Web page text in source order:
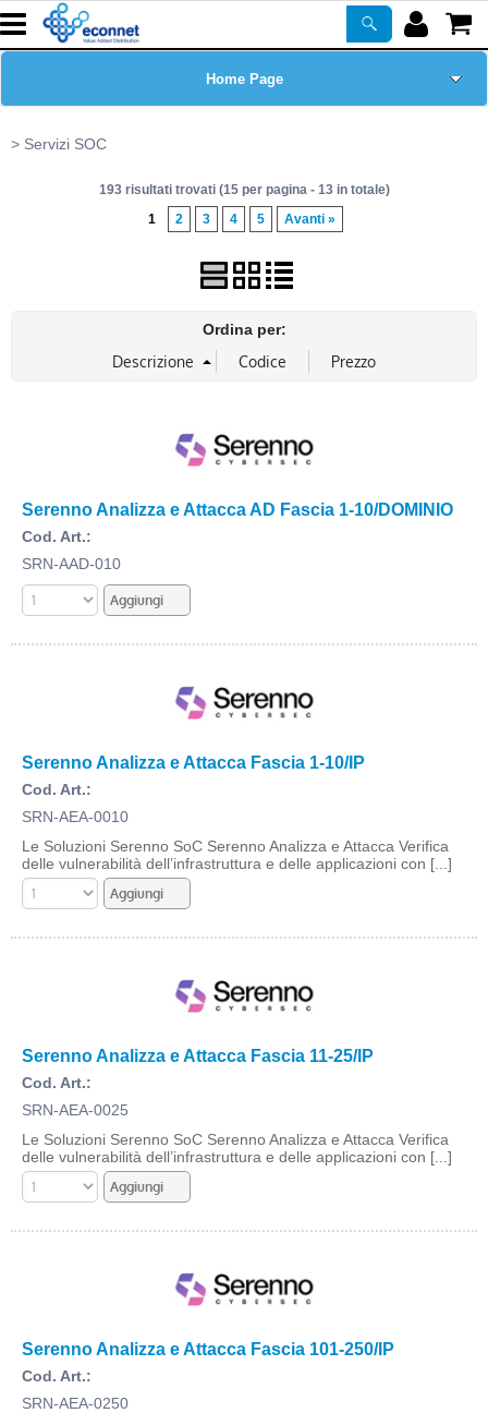
Home Page
Prodotti
Certificazioni
Servizi SOC
193 risultati trovati (15 per pagina - 13 in totale)
1
2 3 4 5 Avanti »
Ordina per:
Serenno Analizza e Attacca AD Fascia 1-10/DOMINIO
Cod. Art.:
SRN-AAD-010
Serenno Analizza e Attacca Fascia 1-10/IP
Cod. Art.:
SRN-AEA-0010
Le Soluzioni Serenno SoC Serenno Analizza e Attacca Verifica
delle vulnerabilità dell’infrastruttura e delle applicazioni con [...]
Serenno Analizza e Attacca Fascia 11-25/IP
Cod. Art.:
SRN-AEA-0025
Le Soluzioni Serenno SoC Serenno Analizza e Attacca Verifica
delle vulnerabilità dell’infrastruttura e delle applicazioni con [...]
Serenno Analizza e Attacca Fascia 101-250/IP
Cod. Art.:
SRN-AEA-0250